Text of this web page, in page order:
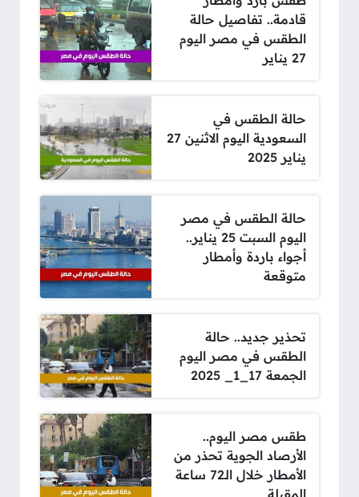
قادمة.. تفاصيل حالة
الطقس في مصر اليوم
27 يناير
حالة الطقس في
السعودية اليوم الاثنين 27
يناير 2025
حالة الطقس في مصر
اليوم السبت 25 يناير..
أجواء باردة وأمطار
متوقعة
تحذير جديد.. حالة
الطقس في مصر اليوم
الجمعة 17_1_ 2025
طقس مصر اليوم..
الأرصاد الجوية تحذر من
الأمطار خلال الـ72 ساعة